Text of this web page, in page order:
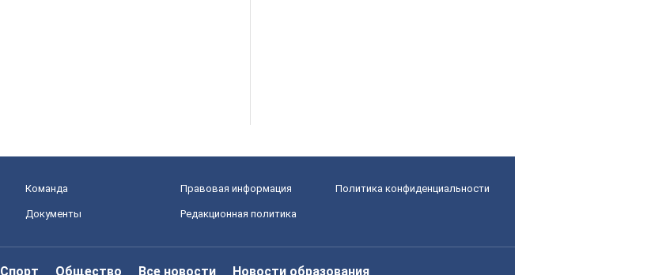
Команда Правовая информация Политика конфиденциальности
Документы Редакционная политика
Спорт Общество Все новости Новости образования